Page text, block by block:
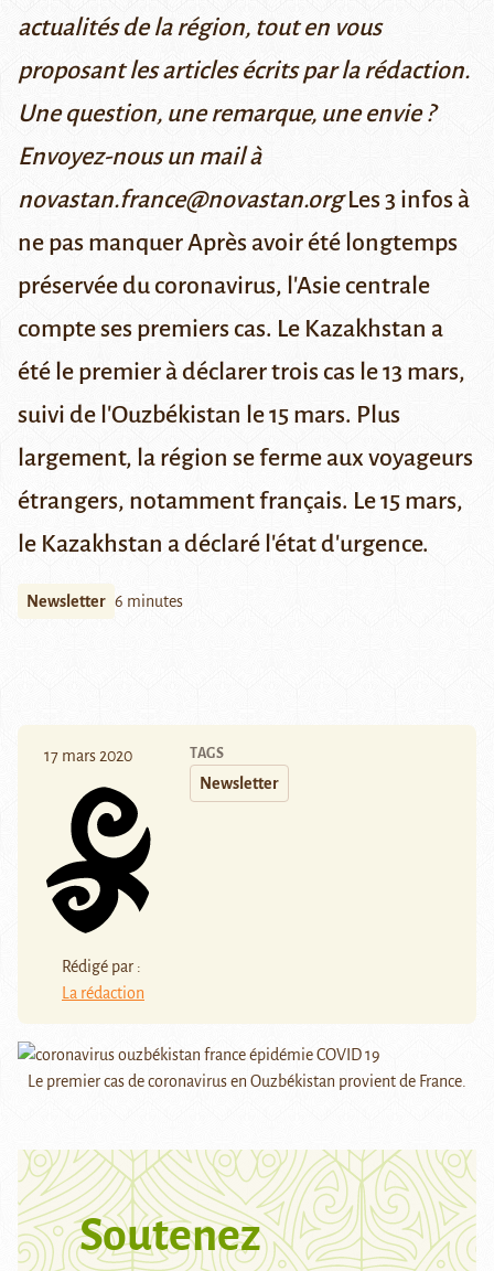
actualités de la région, tout en vous
proposant les articles écrits par la rédaction.
Une question, une remarque, une envie ?
Envoyez-nous un mail à
novastan.france@novastan.orgLes 3 infos à
ne pas manquerAprès avoir été longtemps
préservée du coronavirus, l'Asie centrale
compte ses premiers cas. Le Kazakhstan a
été le premier à déclarer trois cas le 13 mars,
suivi de l'Ouzbékistan le 15 mars. Plus
largement, la région se ferme aux voyageurs
étrangers, notamment français. Le 15 mars,
le Kazakhstan a déclaré l'état d'urgence.
Newsletter 6 minutes
17 mars 2020
Rédigé par :
La rédaction
TAGS
Newsletter
Le premier cas de coronavirus en Ouzbékistan provient de France.
Soutenez